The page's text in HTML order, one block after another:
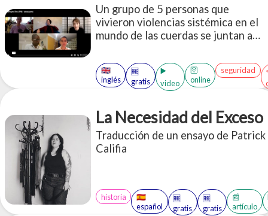
Un grupo de 5 personas que
vivieron violencias sistémica en el
mundo de las cuerdas se juntan a
es antipunitivista, no utiliza
nombres y propone pensar las
interseccionalidades y formas de
comunidad
🇬🇧
inglés
🆓
gratis
▶️
video
🛜
online
seguridad
La Necesidad del Exceso
Traducción de un ensayo de Patrick
Califia
historia
🇪🇸
español
🆓
gratis
🆓
gratis
📰
artículo